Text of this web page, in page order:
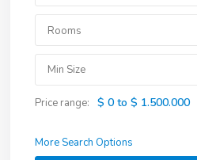
Rooms
Price range: $ 0 to $ 1.500.000
More Search Options